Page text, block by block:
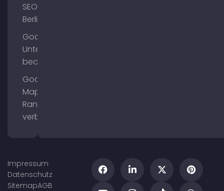
SEO
Berlin
Google
Unternehmensprofil
bearbeiten
Google
Maps
Ranking
verbessern
Impressum
Datenschutz
SitemapAGB